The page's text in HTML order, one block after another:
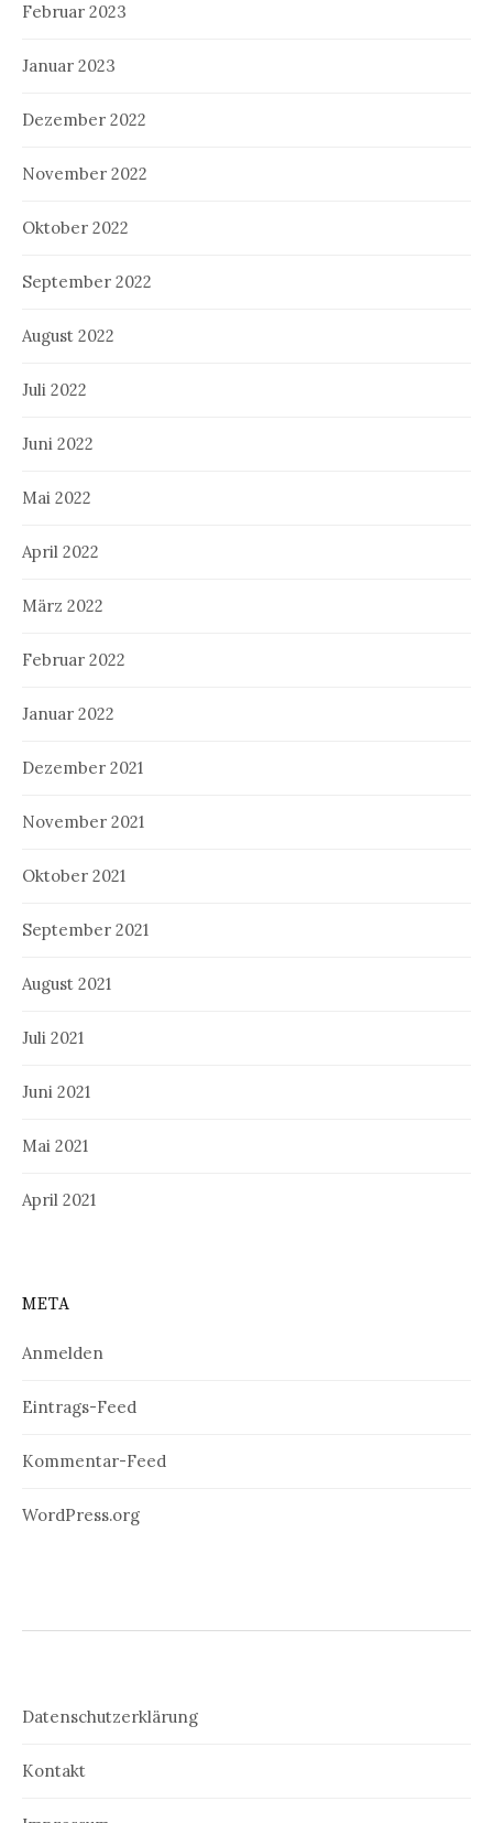
Februar 2023
Januar 2023
Dezember 2022
November 2022
Oktober 2022
September 2022
August 2022
Juli 2022
Juni 2022
Mai 2022
April 2022
März 2022
Februar 2022
Januar 2022
Dezember 2021
November 2021
Oktober 2021
September 2021
August 2021
Juli 2021
Juni 2021
Mai 2021
April 2021
META
Anmelden
Eintrags-Feed
Kommentar-Feed
WordPress.org
Datenschutzerklärung
Kontakt